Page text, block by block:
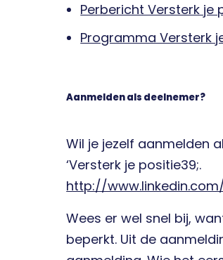
Perbericht Versterk je
Programma Versterk
Aanmelden als deelnemer?
Wil je jezelf aanmelden
‘Versterk je positie39;.
http://
Wees er wel snel bij,
beperkt. Uit de